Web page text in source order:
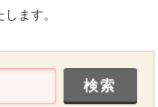
ます。